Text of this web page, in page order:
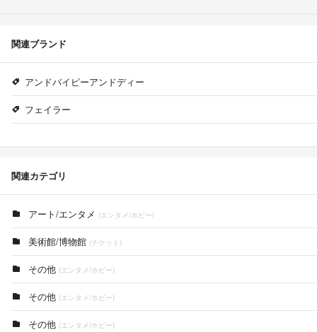
関連ブランド
アンドバイピーアンドディー
フェイラー
関連カテゴリ
アート/エンタメ (エンタメ/ホビー)
美術館/博物館 (チケット)
その他 (エンタメ/ホビー)
その他 (エンタメ/ホビー)
その他 (エンタメ/ホビー)